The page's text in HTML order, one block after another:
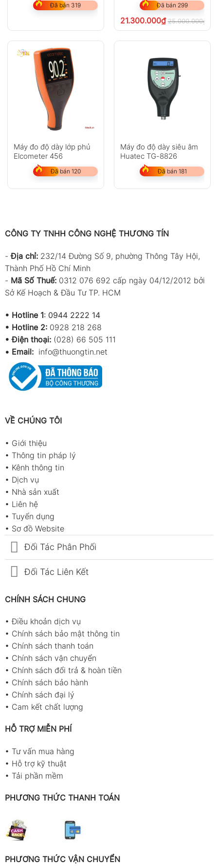
Đã bán 319 Đã bán 299
21.300.000₫ 25.000.000₫
Máy đo độ dày lớp phủ
Elcometer 456
Đã bán 120
Máy đo độ dày siêu âm
Huatec TG-8826
Đã bán 181
CÔNG TY TNHH CÔNG NGHỆ THƯƠNG TÍN
-Địa chỉ: 232/14 Đường Số 9, phường Thông Tây Hội,
Thành Phố Hồ Chí Minh
- Mã Số Thuế: 0312 076 692 cấp ngày 04/12/2012 bởi
Sở Kế Hoạch & Đầu Tư TP. HCM
• Hotline 1: 0944 2222 14
• Hotline 2: 0928 218 268
• Điện thoại: (028) 66 505 111
• Email: info@thuongtin.net
VỀ CHÚNG TÔI
• Giới thiệu
• Thông tin pháp lý
• Kênh thông tin
• Dịch vụ
• Nhà sản xuất
• Liên hệ
• Tuyển dụng
• Sơ đồ Website
Đối Tác Phân Phối
Đối Tác Liên Kết
CHÍNH SÁCH CHUNG
•Điều khoản dịch vụ
• Chính sách bảo mật thông tin
• Chính sách thanh toán
• Chính sách vận chuyển
• Chính sách đổi trả & hoàn tiền
• Chính sách bảo hành
• Chính sách đại lý
• Cam kết chất lượng
HỖ TRỢ MIỄN PHÍ
• Tư vấn mua hàng
• Hỗ trợ kỹ thuật
• Tải phần mềm
PHƯƠNG THỨC THANH TOÁN
PHƯƠNG THỨC VẬN CHUYỂN